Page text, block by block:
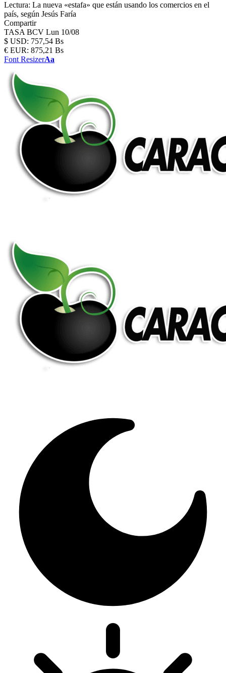
Lectura: La nueva «estafa» que están usando los comercios en el
país, según Jesús Faría
Compartir
TASA BCV Lun 10/08
$ USD: 757,54 Bs
€ EUR: 875,21 Bs
Font ResizerAa